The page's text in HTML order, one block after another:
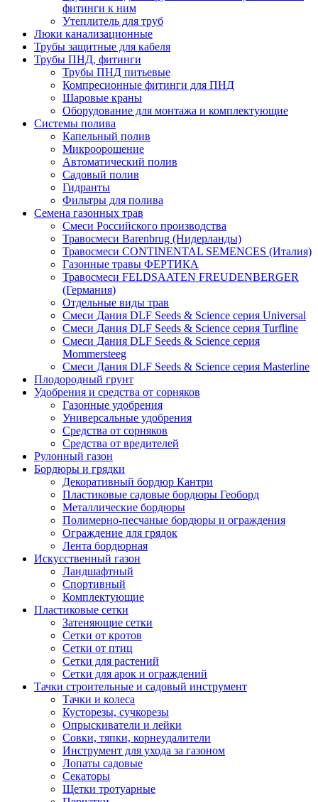
фитинги к ним
Утеплитель для труб
Люки канализационные
Трубы защитные для кабеля
Трубы ПНД, фитинги
Трубы ПНД питьевые
Компресионные фитинги для ПНД
Шаровые краны
Оборудование для монтажа и комплектующие
Системы полива
Капельный полив
Микроорошение
Автоматический полив
Садовый полив
Гидранты
Фильтры для полива
Семена газонных трав
Смеси Российского производства
Травосмеси Barenbrug (Нидерланды)
Травосмеси CONTINENTAL SEMENCES (Италия)
Газонные травы ФЕРТИКА
Травосмеси FELDSAATEN FREUDENBERGER
(Германия)
Отдельные виды трав
Смеси Дания DLF Seeds & Sciеnce серия Universal
Смеси Дания DLF Seeds & Sciеnce серия Turfline
Смеси Дания DLF Seeds & Sciеnce серия
Mommersteeg
Смеси Дания DLF Seeds & Sciеnce серия Masterline
Плодородный грунт
Удобрения и средства от сорняков
Газонные удобрения
Универсальные удобрения
Средства от сорняков
Средства от вредителей
Рулонный газон
Бордюры и грядки
Декоративный бордюр Кантри
Пластиковые садовые бордюры Геоборд
Металлические бордюры
Полимерно-песчаные бордюры и ограждения
Ограждение для грядок
Лента бордюрная
Искусственный газон
Ландшафтный
Спортивный
Комплектующие
Пластиковые сетки
Затеняющие сетки
Сетки от кротов
Сетки от птиц
Сетки для растений
Сетки для арок и ограждений
Тачки строительные и садовый инструмент
Тачки и колеса
Кусторезы, сучкорезы
Опрыскиватели и лейки
Совки, тяпки, корнеудалители
Инструмент для ухода за газоном
Лопаты садовые
Секаторы
Щетки тротуарные